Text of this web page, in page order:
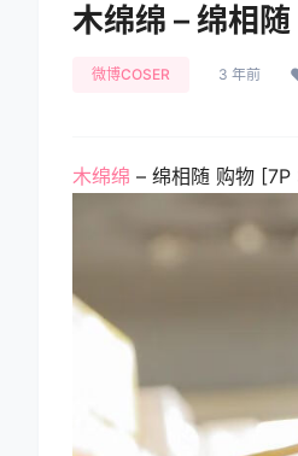
木绵绵 – 绵相
微博COSER 3 年前
木绵绵 – 绵相随 购物 [7P